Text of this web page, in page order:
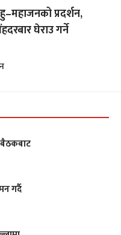
प्रदर्शन,
घेराउ गर्ने
बैठकबाट
गर्दै